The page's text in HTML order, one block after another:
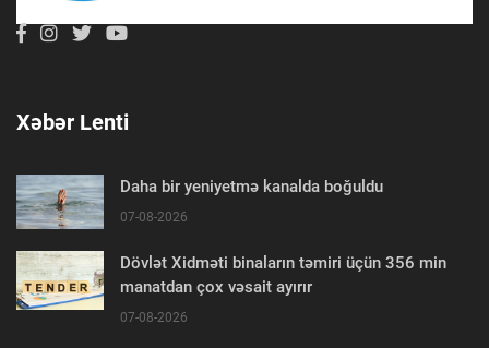
Xəbər Lenti
Daha bir yeniyetmə kanalda boğuldu
07-08-2026
Dövlət Xidməti binaların təmiri üçün 356 min
manatdan çox vəsait ayırır
07-08-2026